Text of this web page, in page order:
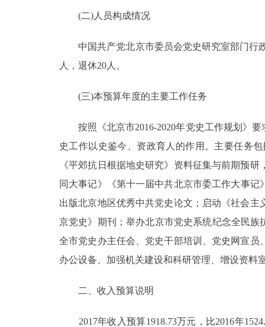
走进北京
北京概况
绿色北京
多语种
ENGLISH
DEUTSCH
ESPAÑOL
ITALIANO
(二)人员构成情况
中国共产党北京市委员会党史研究室部门行政
人，退休20人。
(三)本预算年度的主要工作任务
按照《北京市2016-2020年党史工作规划》要
史工作以史鉴今、资政育人的作用。主要任务
《平郊抗日根据地史研究》资料征集与前期预
同大事记》《第十一届中共北京市委工作大事
出版北京地区优秀中共党史论文；启动《社会
京党史》期刊；举办北京市党史系统纪念全民
全市党史办主任会、党史干部培训、党史网宣
办公设备、加强机关建设和科研管理、增设资
二、收入预算说明
2017年收入预算1918.73万元，比2016年